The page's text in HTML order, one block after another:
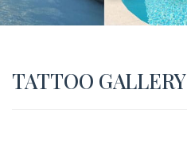
TATTOO GALLERY